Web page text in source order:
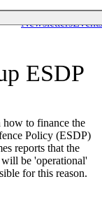
NewslettersEvents
ESDP
to finance the
Policy (ESDP)
reports that the
will be 'operational'
for this reason.